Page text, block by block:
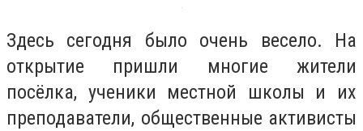
Здесь сегодня было очень весело. На
открытие пришли многие жители
посёлка, ученики местной школы и их
преподаватели, общественные активисты